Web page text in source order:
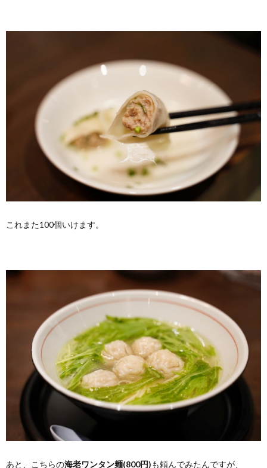
これまた100個いけます。
あと、こちらの海老ワンタン麺(800円)も頼んでみたんですが、